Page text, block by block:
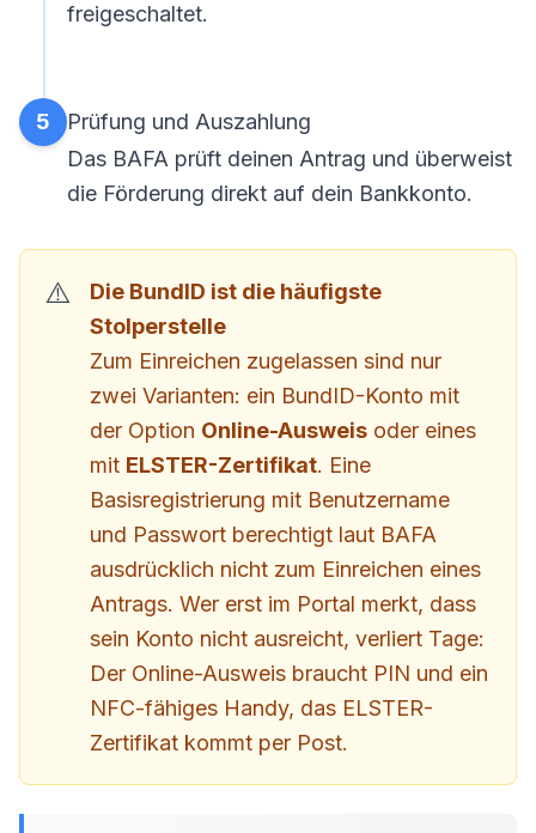
freigeschaltet.
5
Prüfung und Auszahlung
Das BAFA prüft deinen Antrag und überweist
die Förderung direkt auf dein Bankkonto.
Die BundID ist die häufigste
Stolperstelle
Zum Einreichen zugelassen sind nur
zwei Varianten: ein BundID-Konto mit
der Option Online-Ausweis oder eines
mit ELSTER-Zertifikat. Eine
Basisregistrierung mit Benutzername
und Passwort berechtigt laut BAFA
ausdrücklich nicht zum Einreichen eines
Antrags. Wer erst im Portal merkt, dass
sein Konto nicht ausreicht, verliert Tage:
Der Online-Ausweis braucht PIN und ein
NFC-fähiges Handy, das ELSTER-
Zertifikat kommt per Post.